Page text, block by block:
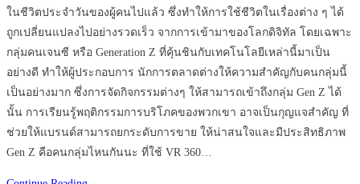
ในชีวิตประจำวันของผู้คนไปแล้ว ซึ่งทำให้การใช้ชีวิตในเรื่องต่าง ๆ ได้
ถูกเปลี่ยนแปลงไปอย่างรวดเร็ว จากการเข้ามาของโลกดิจิทัล โดยเฉพาะ
กลุ่มคนเจนซี หรือ Generation Z ที่คุ้นชินกับเทคโนโลยีเหล่านี้มาเป็น
อย่างดี ทำให้ผู้ประกอบการ นักการตลาดต่างให้ความสำคัญกับคนกลุ่มนี้
เป็นอย่างมาก ซึ่งการจัดกิจกรรมต่างๆ ให้สามารถเข้าถึงกลุ่ม Gen Z ได้
นั้น การเรียนรู้พฤติกรรมการบริโภคของพวกเขา อาจเป็นกุญแจสำคัญ ที่
ช่วยให้แบรนด์สามารถยกระดับการขาย ให้น่าสนใจและมีประสิทธิภาพ
Gen Z คือคนกลุ่มไหนกันนะ ที่ใช้ VR 360…